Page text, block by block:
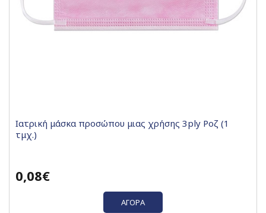
Ιατρική μάσκα προσώπου μιας χρήσης 3ply Ροζ (1
τμχ.)
0,08€
ΑΓΟΡΆ